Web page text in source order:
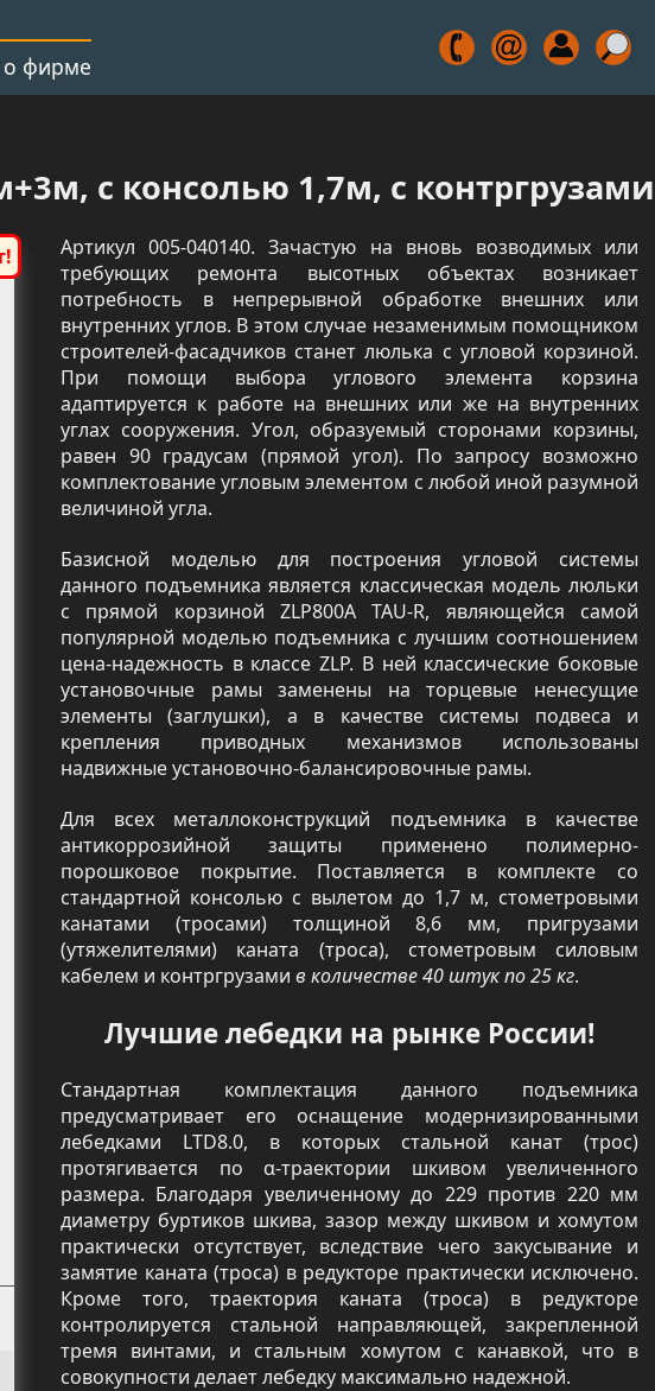
о фирме
с консолью 1,7м, с контргрузами
Артикул 005-040140. Зачастую на вновь возводимых или
требующих ремонта высотных объектах возникает
потребность в непрерывной обработке внешних или
внутренних углов. В этом случае незаменимым помощником
строителей-фасадчиков станет люлька с угловой корзиной.
При помощи выбора углового элемента корзина
адаптируется к работе на внешних или же на внутренних
углах сооружения. Угол, образуемый сторонами корзины,
равен 90 градусам (прямой угол). По запросу возможно
комплектование угловым элементом с любой иной разумной
величиной угла.
Базисной моделью для построения угловой системы
данного подъемника является классическая модель люльки
с прямой корзиной ZLP800A TAU-R, являющейся самой
популярной моделью подъемника с лучшим соотношением
цена-надежность в классе ZLP. В ней классические боковые
установочные рамы заменены на торцевые ненесущие
элементы (заглушки), а в качестве системы подвеса и
крепления приводных механизмов использованы
надвижные установочно-балансировочные рамы.
Для всех металлоконструкций подъемника в качестве
антикоррозийной защиты применено полимерно-
порошковое покрытие. Поставляется в комплекте со
стандартной консолью с вылетом до 1,7 м, стометровыми
канатами (тросами) толщиной 8,6 мм, пригрузами
(утяжелителями) каната (троса), стометровым силовым
кабелем и контргрузамив количестве 40 штук по 25 кг.
Лучшие лебедки на рынке России!
Стандартная комплектация данного подъемника
предусматривает его оснащение модернизированными
лебедками LTD8.0, в которых стальной канат (трос)
протягивается по α-траектории шкивом увеличенного
размера. Благодаря увеличенному до 229 против 220 мм
диаметру буртиков шкива, зазор между шкивом и хомутом
практически отсутствует, вследствие чего закусывание и
замятие каната (троса) в редукторе практически исключено.
Кроме того, траектория каната (троса) в редукторе
контролируется стальной направляющей, закрепленной
тремя винтами, и стальным хомутом с канавкой, что в
совокупности делает лебедку максимально надежной.